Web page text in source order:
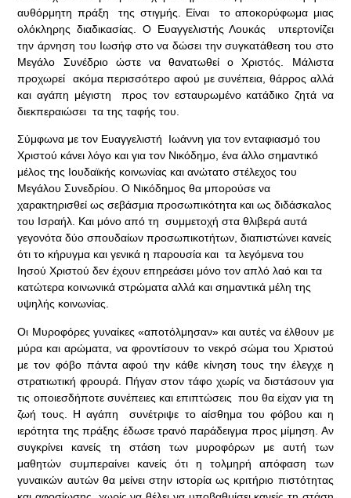
αυθόρμητη πράξη της στιγμής. Είναι το αποκορύφωμα μιας
ολόκληρης διαδικασίας. Ο Ευαγγελιστής Λουκάς υπερτονίζει
την άρνηση του Ιωσήφ στο να δώσει την συγκατάθεση του στο
Μεγάλο Συνέδριο ώστε να θανατωθεί ο Χριστός. Μάλιστα
προχωρεί ακόμα περισσότερο αφού με συνέπεια, θάρρος αλλά
και αγάπη μέγιστη προς τον εσταυρωμένο κατάδικο ζητά να
διεκπεραιώσει τα της ταφής του.
Σύμφωνα με τον Ευαγγελιστή Ιωάννη για τον ενταφιασμό του
Χριστού κάνει λόγο και για τον Νικόδημο, ένα άλλο σημαντικό
μέλος της Ιουδαϊκής κοινωνίας και ανώτατο στέλεχος του
Μεγάλου Συνεδρίου. Ο Νικόδημος θα μπορούσε να
χαρακτηρισθεί ως σεβάσμια προσωπικότητα και ως διδάσκαλος
του Ισραήλ. Και μόνο από τη συμμετοχή στα θλιβερά αυτά
γεγονότα δύο σπουδαίων προσωπικοτήτων, διαπιστώνει κανείς
ότι το κήρυγμα και γενικά η παρουσία και τα λεγόμενα του
Ιησού Χριστού δεν έχουν επηρεάσει μόνο τον απλό λαό και τα
κατώτερα κοινωνικά στρώματα αλλά και σημαντικά μέλη της
υψηλής κοινωνίας.
Οι Μυροφόρες γυναίκες «αποτόλμησαν» και αυτές να έλθουν με
μύρα και αρώματα, να φροντίσουν το νεκρό σώμα του Χριστού
με τον φόβο πάντα αφού την κάθε κίνηση τους την έλεγχε η
στρατιωτική φρουρά. Πήγαν στον τάφο χωρίς να διστάσουν για
τις οποιεσδήποτε συνέπειες και επιπτώσεις που θα είχαν για τη
ζωή τους. Η αγάπη συνέτριψε το αίσθημα του φόβου και η
ιερότητα της πράξης έδωσε τρανό παράδειγμα προς μίμηση. Αν
συγκρίνει κανείς τη στάση των μυροφόρων με αυτή των
μαθητών συμπεραίνει κανείς ότι η τολμηρή απόφαση των
γυναικών αυτών θα μείνει στην ιστορία ως κριτήριο πιστότητας